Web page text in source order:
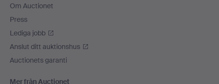
Om Auctionet
Press
Lediga jobb
Anslut ditt auktionshus
Auctionets garanti
Mer från Auctionet